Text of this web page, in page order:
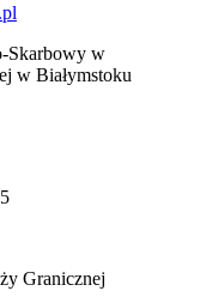
Skarbowy w
w Białymstoku
Granicznej